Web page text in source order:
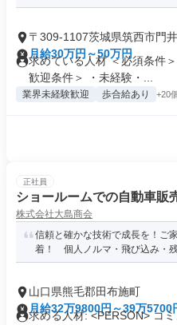
〒309-1107茨城県筑西市門井
月給30万円～50万円
求めている人材 ＜必須条件
歓迎条件＞ ・未経験・...
業界未経験歓迎 歩合給あり +20
正社員
ショールームでの自動車販
株式会社大島商会
信頼と確かな技術で成長を！ご
着！ 個人ノルマ・飛び込み・
山口県熊毛郡田布施町
月給32万9800円～39万5700
求める人材: <PERSON> コ